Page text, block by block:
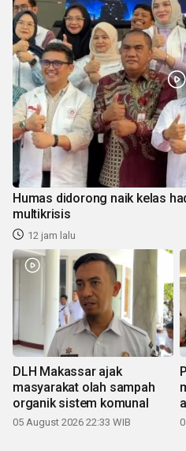
Humas didorong naik kelas
multikrisis
12 jam lalu
DLH Makassar ajak
masyarakat olah sampah
organik sistem komunal
05 August 2026 22:33 WIB